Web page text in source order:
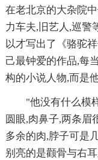
在老北京的大杂院
力车夫,旧艺人,巡警
以才写出了《骆驼
己最钟爱的作品,每
构的小说人物,而是
"他没有什么模
圆眼,肉鼻子,两条眉
多余的肉,脖子可是
别亮的是颧骨与右